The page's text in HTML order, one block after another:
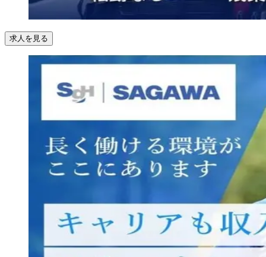
求人を見る